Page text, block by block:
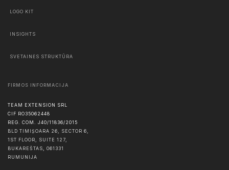
LOGO KIT
INSIGHTS
SVETAINĖS STRUKTŪRA
FIRMOS INFORMACIJA
TEAM EXTENSION SRL
CIF RO35062448
REG. COM. J40/11836/2015
BLD TIMIȘOARA 26, SECTOR 6,
1ST FLOOR, SUITE 127,
BUKAREŠTAS, 061331
RUMUNIJA